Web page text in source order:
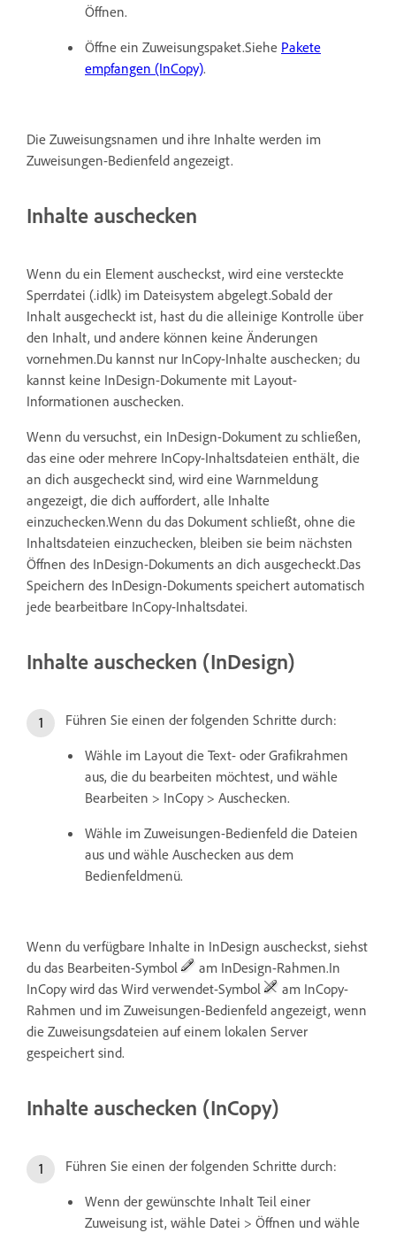
Öffnen.
Öffne ein Zuweisungspaket.Siehe Pakete
empfangen (InCopy).
Die Zuweisungsnamen und ihre Inhalte werden im
Zuweisungen-Bedienfeld angezeigt.
Inhalte auschecken
Wenn du ein Element auscheckst, wird eine versteckte
Sperrdatei (.idlk) im Dateisystem abgelegt.Sobald der
Inhalt ausgecheckt ist, hast du die alleinige Kontrolle über
den Inhalt, und andere können keine Änderungen
vornehmen.Du kannst nur InCopy-Inhalte auschecken; du
kannst keine InDesign-Dokumente mit Layout-
Informationen auschecken.
Wenn du versuchst, ein InDesign-Dokument zu schließen,
das eine oder mehrere InCopy-Inhaltsdateien enthält, die
an dich ausgecheckt sind, wird eine Warnmeldung
angezeigt, die dich auffordert, alle Inhalte
einzuchecken.Wenn du das Dokument schließt, ohne die
Inhaltsdateien einzuchecken, bleiben sie beim nächsten
Öffnen des InDesign-Dokuments an dich ausgecheckt.Das
Speichern des InDesign-Dokuments speichert automatisch
jede bearbeitbare InCopy-Inhaltsdatei.
Inhalte auschecken (InDesign)
Führen Sie einen der folgenden Schritte durch:
Wähle im Layout die Text- oder Grafikrahmen
aus, die du bearbeiten möchtest, und wähle
Bearbeiten > InCopy > Auschecken.
Wähle im Zuweisungen-Bedienfeld die Dateien
aus und wähle Auschecken aus dem
Bedienfeldmenü.
Wenn du verfügbare Inhalte in InDesign auscheckst, siehst
du das Bearbeiten-Symbol
am InDesign-Rahmen.In
InCopy wird das Wird verwendet-Symbol
am InCopy-
Rahmen und im Zuweisungen-Bedienfeld angezeigt, wenn
die Zuweisungsdateien auf einem lokalen Server
gespeichert sind.
Inhalte auschecken (InCopy)
Führen Sie einen der folgenden Schritte durch:
Wenn der gewünschte Inhalt Teil einer
Zuweisung ist, wähle Datei > Öffnen und wähle